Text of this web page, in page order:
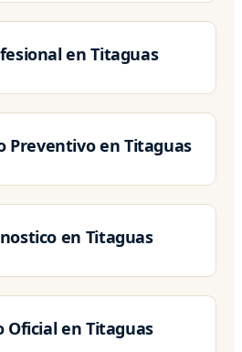
en Titaguas
en Titaguas
en Titaguas
Oficial en Titaguas